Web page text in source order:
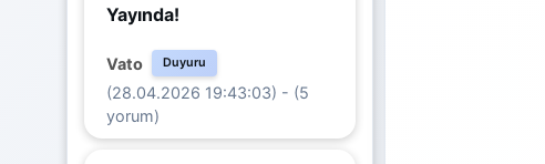
Yayında!
Vato Duyuru
(28.04.2026 19:43:03) - (5
yorum)